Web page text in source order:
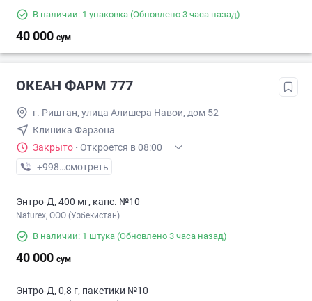
В наличии: 1 упаковка (Обновлено 3 часа назад)
40 000 сум
ОКЕАН ФАРМ 777
г. Риштан, улица Алишера Навои, дом 52
Клиника Фарзона
Закрыто · Откроется в 08:00
+998 (90) XXX-XX-XX
смотреть
Энтро-Д, 400 мг, капс. №10
Naturex, OOO (Узбекистан)
В наличии: 1 штука (Обновлено 3 часа назад)
40 000 сум
Энтро-Д, 0,8 г, пакетики №10